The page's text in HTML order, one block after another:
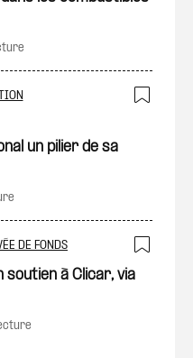
un pilier de sa
DE FONDS
à Clicar, via